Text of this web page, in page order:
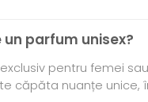
parfum unisex?
pentru femei
căpăta nuanțe unice,